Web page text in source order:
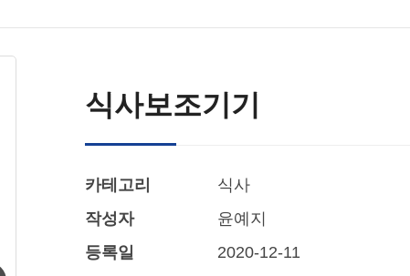
식사보조기기
카테고리
식사
작성자
윤예지
등록일
2020-12-11